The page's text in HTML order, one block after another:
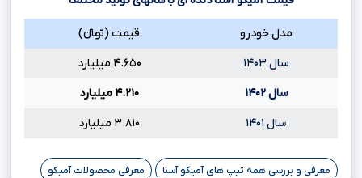
مدل خودرو
قیمت (تومانءءء)
سال ۱۴۰۳
۴.۶۵۰ میلیارد
سال ۱۴۰۲
۴.۲۱۰ میلیارد
سال ۱۴۰۱
۳.۸۱۰ میلیارد
معرفی و بررسی همه تیپ های آمیکو آسنا معرفی محصولات آمیکو